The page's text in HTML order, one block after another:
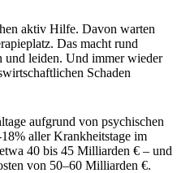
aktiv Hilfe. Davon warten
Das macht rund
und leiden. Und immer wieder
Schaden
aufgrund von psychischen
aller Krankheitstage im
40 bis 45 Milliarden € – und
von 50–60 Milliarden €.